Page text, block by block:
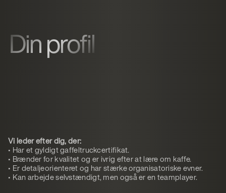
Din profil
Vi leder efter dig, der:
• Har et gyldigt gaffeltruckcertifikat.
• Brænder for kvalitet og er ivrig efter at lære om kaffe.
• Er detaljeorienteret og har stærke organisatoriske evner.
• Kan arbejde selvstændigt, men også er en teamplayer.